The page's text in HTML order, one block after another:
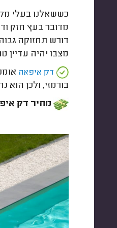
כששאלנו בעלי
מדובר בעץ חזק
מצבו יהיה עדיין
דק איפאה
בורמזי, ולכן הוא
מחיר דק איפאה לבריכה